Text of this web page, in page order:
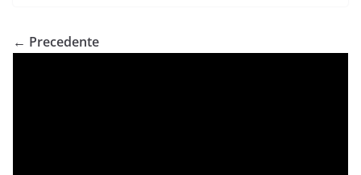
← Precedente